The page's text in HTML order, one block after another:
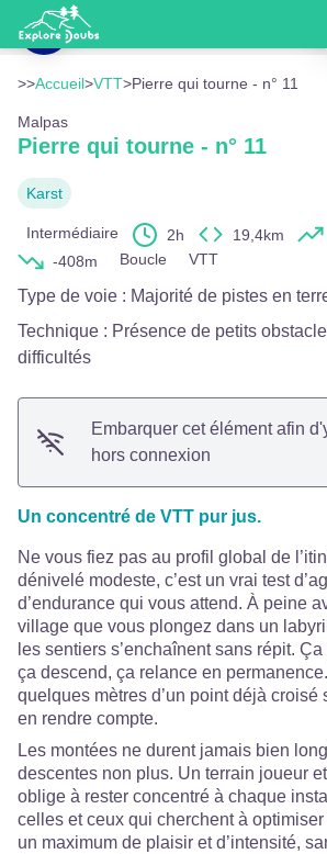
Pierre qui tourne - n° 11
Voir
>>Accueil>VTT>Pierre qui tourne - n° 11
Malpas
Pierre qui tourne - n° 11
Karst
Intermédiaire 2h 19,4km
-408m
Boucle VTT
Type de voie : Majorité de pistes en
Technique : Présence de petits
difficultés
Embarquer cet élément afin
hors connexion
Un concentré de VTT pur jus.
Ne vous fiez pas au profil global de
dénivelé modeste, c’est un vrai test
d’endurance qui vous attend. À peine
village que vous plongez dans un
les sentiers s’enchaînent sans répit.
ça descend, ça relance en
quelques mètres d’un point déjà croisé
en rendre compte.
Les montées ne durent jamais bien
descentes non plus. Un terrain joueur
oblige à rester concentré à chaque
celles et ceux qui cherchent à
un maximum de plaisir et d’intensité,